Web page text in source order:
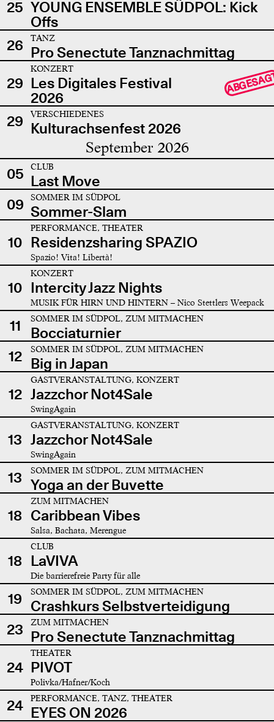
25 YOUNG ENSEMBLE SÜDPOL: Kick
Offs
26
TANZ
Pro Senectute Tanznachmittag
29
KONZERT
Les Digitales Festival
2026
29 VERSCHIEDENES
Kulturachsenfest 2026
September 2026
05 CLUB
Last Move
09
SOMMER IM SÜDPOL
Sommer-Slam
10
PERFORMANCE, THEATER
Residenzsharing SPAZIO
Spazio! Vita! Libertà!
10
KONZERT
Intercity Jazz Nights
MUSIK FÜR HIRN UND HINTERN – Nico Stettlers Weepack
11 SOMMER IM SÜDPOL, ZUM MITMACHEN
Bocciaturnier
12
SOMMER IM SÜDPOL, ZUM MITMACHEN
Big in Japan
12
GASTVERANSTALTUNG, KONZERT
Jazzchor Not4Sale
SwingAgain
13
GASTVERANSTALTUNG, KONZERT
Jazzchor Not4Sale
SwingAgain
13 SOMMER IM SÜDPOL, ZUM MITMACHEN
Yoga an der Buvette
18
ZUM MITMACHEN
Caribbean Vibes
Salsa, Bachata, Merengue
18
CLUB
LaVIVA
Die barrierefreie Party für alle
19 SOMMER IM SÜDPOL, ZUM MITMACHEN
Crashkurs Selbstverteidigung
23
ZUM MITMACHEN
Pro Senectute Tanznachmittag
24
THEATER
PIVOT
Polivka/Hafner/Koch
24 PERFORMANCE, TANZ, THEATER
EYES ON 2026